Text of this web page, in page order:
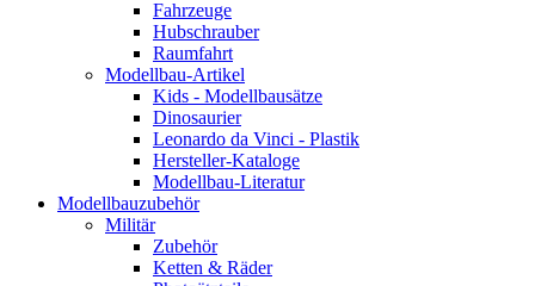
Fahrzeuge
Hubschrauber
Raumfahrt
Modellbau-Artikel
Kids - Modellbausätze
Dinosaurier
Leonardo da Vinci - Plastik
Hersteller-Kataloge
Modellbau-Literatur
Modellbauzubehör
Militär
Zubehör
Ketten & Räder